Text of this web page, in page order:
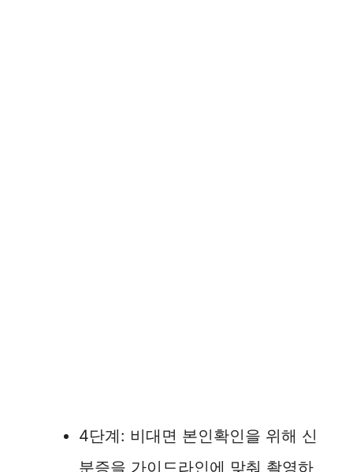
4단계: 비대면 본인확인을 위해 신
분증을 가이드라인에 맞춰 촬영하